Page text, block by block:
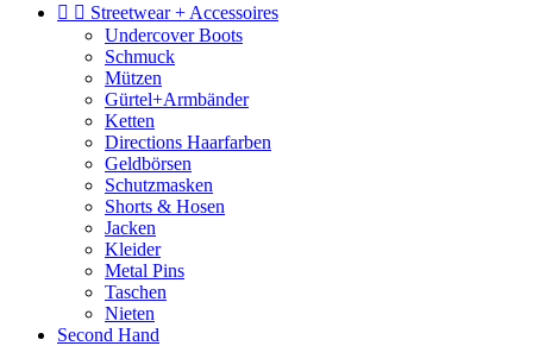
  Streetwear + Accessoires
Undercover Boots
Schmuck
Mützen
Gürtel+Armbänder
Ketten
Directions Haarfarben
Geldbörsen
Schutzmasken
Shorts & Hosen
Jacken
Kleider
Metal Pins
Taschen
Nieten
Second Hand